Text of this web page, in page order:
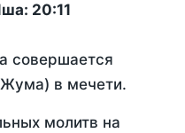
20:11
совершается
в мечети.
молитв на